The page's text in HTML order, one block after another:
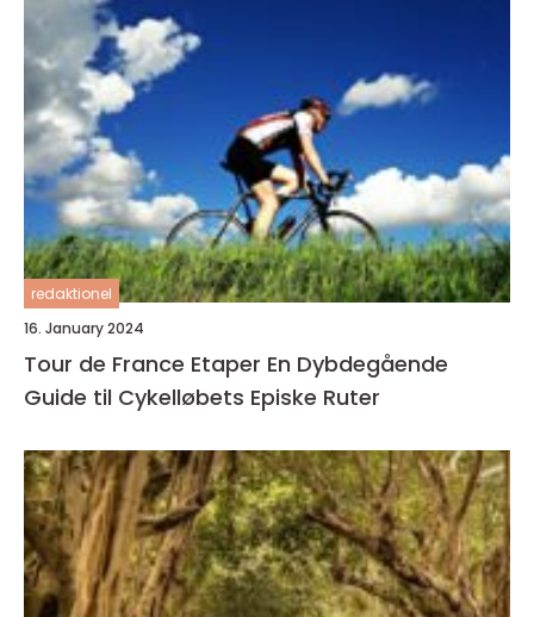
redaktionel
16. January 2024
Tour de France Etaper En Dybdegående
Guide til Cykelløbets Episke Ruter